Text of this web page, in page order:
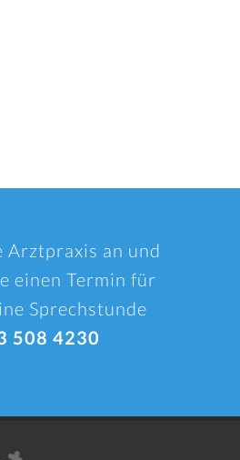
Arztpraxis an und
einen Termin für
Sprechstunde
508 4230